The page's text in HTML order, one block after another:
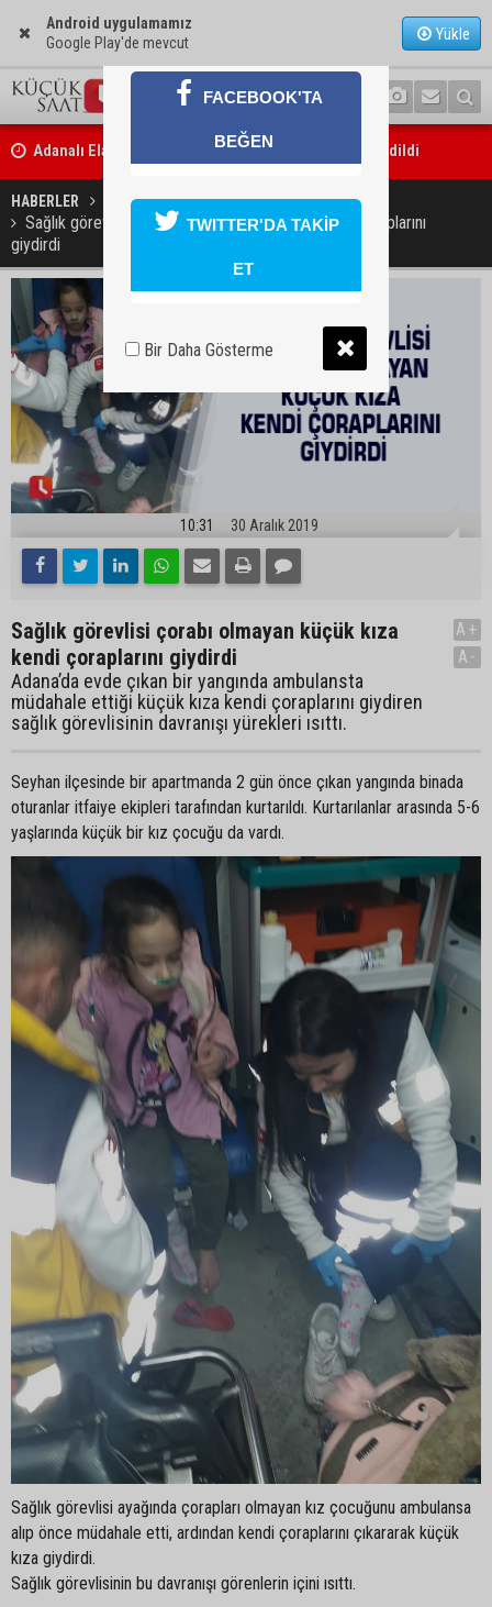
Android uygulamamız
Google Play'de mevcut
Yükle
Adanalı Elanur Ateş, U15 Milli Takım kampına davet edildi
Bakan Gürlek: “Hiçbir orman yangınının faili meçhul kalmasına
edilmeyecek”
HABERLER YAŞAM
Sağlık görevlisi çorabı olmayan küçük kıza kendi çoraplarını
giydirdi
10:31 30 Aralık 2019
Sağlık görevlisi çorabı olmayan küçük kıza
kendi çoraplarını giydirdi
Adana’da evde çıkan bir yangında ambulansta
müdahale ettiği küçük kıza kendi çoraplarını giydiren
sağlık görevlisinin davranışı yürekleri ısıttı.
A+
A-
Seyhan ilçesinde bir apartmanda 2 gün önce çıkan yangında binada
oturanlar itfaiye ekipleri tarafından kurtarıldı. Kurtarılanlar arasında 5-6
yaşlarında küçük bir kız çocuğu da vardı.
Sağlık görevlisi ayağında çorapları olmayan kız çocuğunu ambulansa
alıp önce müdahale etti, ardından kendi çoraplarını çıkararak küçük
kıza giydirdi.
Sağlık görevlisinin bu davranışı görenlerin içini ısıttı.
FACEBOOK'TA
BEĞEN
TWITTER'DA TAKİP
ET
Bir Daha Gösterme